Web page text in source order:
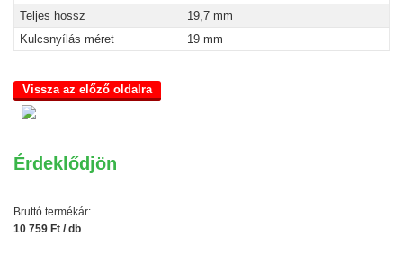
Teljes hossz
19,7 mm
Kulcsnyílás méret
19 mm
Vissza az előző oldalra
Érdeklődjön
Bruttó termékár:
10 759 Ft / db